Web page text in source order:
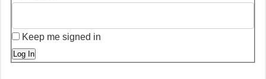
Keep me signed in
Log In